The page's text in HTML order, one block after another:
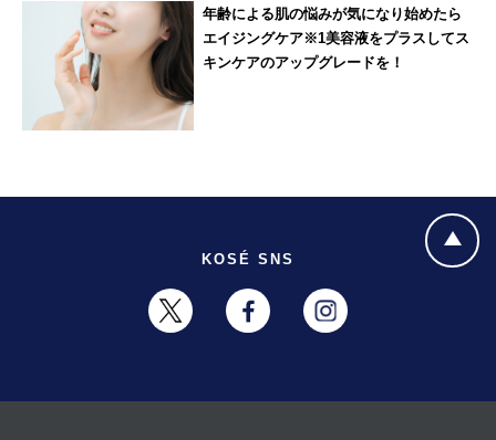
年齢による肌の悩みが気になり始めたら
エイジングケア※1美容液をプラスしてス
キンケアのアップグレードを！
KOSÉ SNS